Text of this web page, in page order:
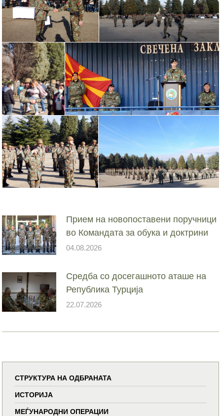
Прием на новопоставени поручници
во Командата за обука и доктрини
04.08.2026
Средба со досегашното аташе на
Република Турција
22.07.2026
СТРУКТУРА НА ОДБРАНАТА
ИСТОРИЈА
МЕЃУНАРОДНИ ОПЕРАЦИИ